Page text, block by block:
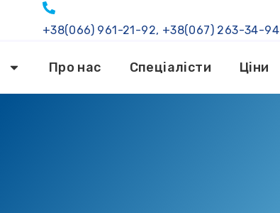
+38(066) 961-21-92, +38(067) 263-34-94
Про нас Спеціалісти Ціни